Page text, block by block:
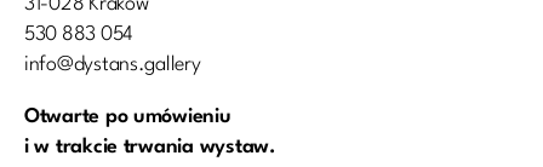
530 883 054
info@dystans.gallery
Otwarte po umówieniu
i w trakcie trwania wystaw.